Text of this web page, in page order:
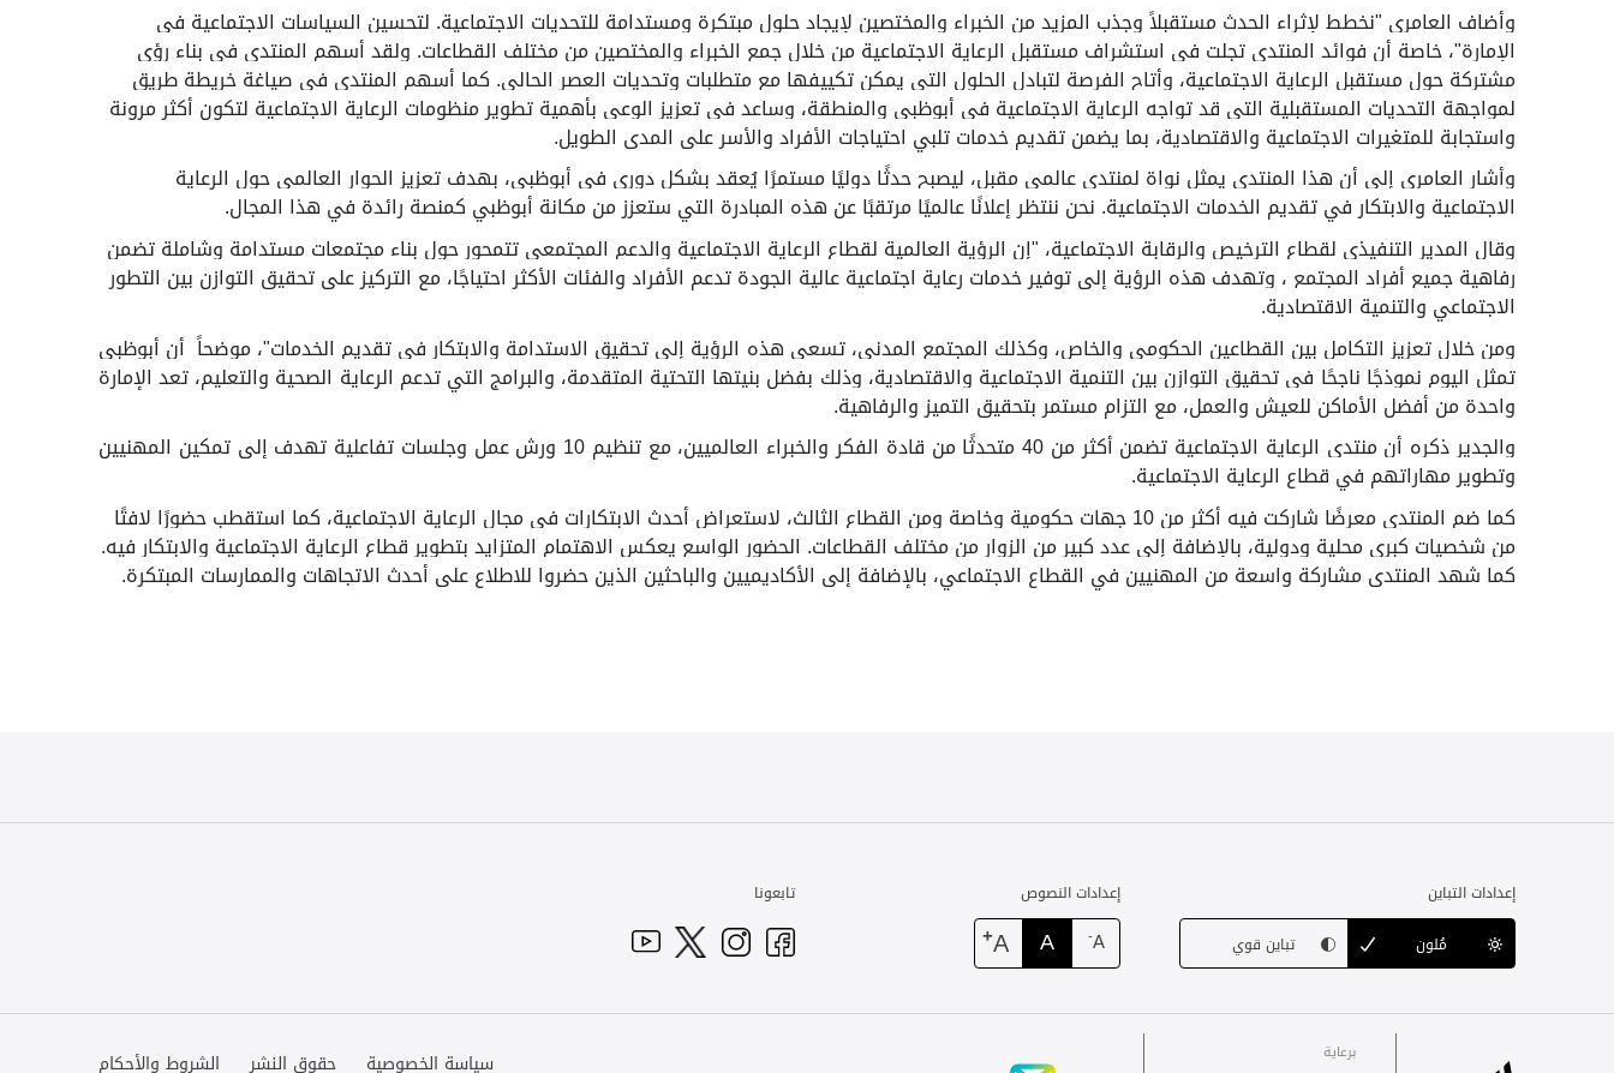
وأضاف العامري "نخطط لإثراء الحدث مستقبلاً وجذب المزيد من الخبراء والمختصين لإيجاد حلول مبتكرة ومستدامة للتحديات الاجتماعية. لتحسين السياسات الاجتماعية في
الإمارة"، خاصة أن فوائد المنتدى تجلت في استشراف مستقبل الرعاية الاجتماعية من خلال جمع الخبراء والمختصين من مختلف القطاعات. ولقد أسهم المنتدى في بناء رؤى
مشتركة حول مستقبل الرعاية الاجتماعية، وأتاح الفرصة لتبادل الحلول التي يمكن تكييفها مع متطلبات وتحديات العصر الحالي. كما أسهم المنتدى في صياغة خريطة طريق
لمواجهة التحديات المستقبلية التي قد تواجه الرعاية الاجتماعية في أبوظبي والمنطقة، وساعد في تعزيز الوعي بأهمية تطوير منظومات الرعاية الاجتماعية لتكون أكثر مرونة
واستجابة للمتغيرات الاجتماعية والاقتصادية، بما يضمن تقديم خدمات تلبي احتياجات الأفراد والأسر على المدى الطويل.
وأشار العامري إلى أن هذا المنتدى يمثل نواة لمنتدى عالمي مقبل، ليصبح حدثًا دوليًا مستمرًا يُعقد بشكل دوري في أبوظبي، بهدف تعزيز الحوار العالمي حول الرعاية
الاجتماعية والابتكار في تقديم الخدمات الاجتماعية. نحن ننتظر إعلانًا عالميًا مرتقبًا عن هذه المبادرة التي ستعزز من مكانة أبوظبي كمنصة رائدة في هذا المجال.
وقال المدير التنفيذي لقطاع الترخيص والرقابة الاجتماعية، "إن الرؤية العالمية لقطاع الرعاية الاجتماعية والدعم المجتمعي تتمحور حول بناء مجتمعات مستدامة وشاملة تضمن
رفاهية جميع أفراد المجتمع ، وتهدف هذه الرؤية إلى توفير خدمات رعاية اجتماعية عالية الجودة تدعم الأفراد والفئات الأكثر احتياجًا، مع التركيز على تحقيق التوازن بين التطور
الاجتماعي والتنمية الاقتصادية.
ومن خلال تعزيز التكامل بين القطاعين الحكومي والخاص، وكذلك المجتمع المدني، تسعى هذه الرؤية إلى تحقيق الاستدامة والابتكار في تقديم الخدمات"، موضحاً أن أبوظبي
تمثل اليوم نموذجًا ناجحًا في تحقيق التوازن بين التنمية الاجتماعية والاقتصادية، وذلك بفضل بنيتها التحتية المتقدمة، والبرامج التي تدعم الرعاية الصحية والتعليم، تعد الإمارة
واحدة من أفضل الأماكن للعيش والعمل، مع التزام مستمر بتحقيق التميز والرفاهية.
والجدير ذكره أن منتدى الرعاية الاجتماعية تضمن أكثر من 40 متحدثًا من قادة الفكر والخبراء العالميين، مع تنظيم 10 ورش عمل وجلسات تفاعلية تهدف إلى تمكين المهنيين
وتطوير مهاراتهم في قطاع الرعاية الاجتماعية.
كما ضم المنتدى معرضًا شاركت فيه أكثر من 10 جهات حكومية وخاصة ومن القطاع الثالث، لاستعراض أحدث الابتكارات في مجال الرعاية الاجتماعية، كما استقطب حضورًا لافتًا
من شخصيات كبرى محلية ودولية، بالإضافة إلى عدد كبير من الزوار من مختلف القطاعات. الحضور الواسع يعكس الاهتمام المتزايد بتطوير قطاع الرعاية الاجتماعية والابتكار فيه.
كما شهد المنتدى مشاركة واسعة من المهنيين في القطاع الاجتماعي، بالإضافة إلى الأكاديميين والباحثين الذين حضروا للاطلاع على أحدث الاتجاهات والممارسات المبتكرة.
إعدادات التباين
مُلون
تباين قوي
إعدادات النصوص
A
-
A
A
+
تابعونا
برعاية سياسة الخصوصية حقوق النشر الشروط والأحكام